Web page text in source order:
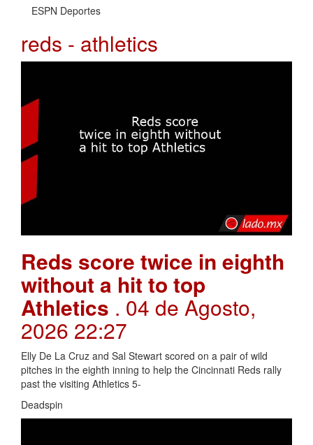
ESPN Deportes
reds - athletics
Reds score twice in eighth
without a hit to top
Athletics . 04 de Agosto,
2026 22:27
Elly De La Cruz and Sal Stewart scored on a pair of wild
pitches in the eighth inning to help the Cincinnati Reds rally
past the visiting Athletics 5-
Deadspin